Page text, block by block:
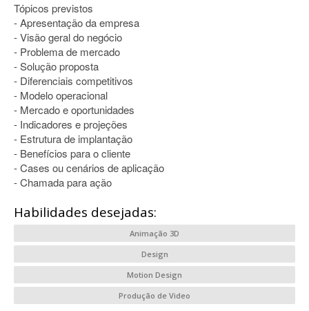
Tópicos previstos
- Apresentação da empresa
- Visão geral do negócio
- Problema de mercado
- Solução proposta
- Diferenciais competitivos
- Modelo operacional
- Mercado e oportunidades
- Indicadores e projeções
- Estrutura de implantação
- Benefícios para o cliente
- Cases ou cenários de aplicação
- Chamada para ação
Habilidades desejadas:
Animação 3D
Design
Motion Design
Produção de Video